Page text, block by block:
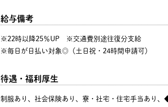
給与備考
※22時以降25％UP ※交通費別途往復分支給
※毎日が日払い対象◎（土日祝・24時間申請可）
待遇・福利厚生
制服あり、社会保険あり、寮・社宅・住宅手当あり